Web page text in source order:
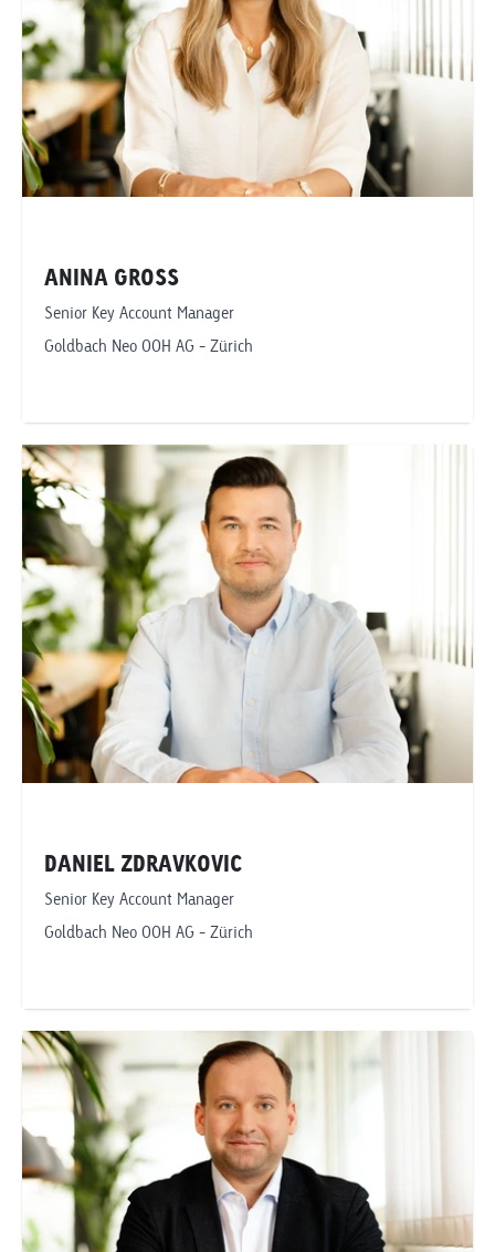
ANINA GROSS
Senior Key Account Manager
Goldbach Neo OOH AG - Zürich
anina.gross@goldbachneo.com
Goldbach Neo OOH AG
Zürich
DANIEL ZDRAVKOVIC
Senior Key Account Manager
Goldbach Neo OOH AG - Zürich
daniel.zdravkovic@goldbachneo.com
Goldbach Neo OOH AG
Zürich